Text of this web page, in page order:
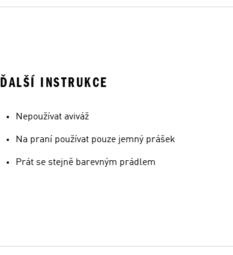
ĎALŠÍ INSTRUKCE
Nepoužívat aviváž
Na praní používat pouze jemný prášek
Prát se stejně barevným prádlem